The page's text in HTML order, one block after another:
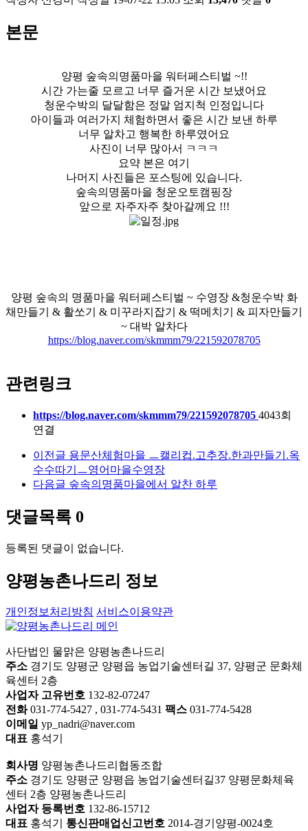
본문
양평 숲속의명품마을 워터페스티벌 ~!!
시간 가는줄 모르고 너무 즐거운 시간 보냈어요
청운수박의 달달함은 정말 엄지척 인정입니다
아이들과 여러가지 체험하면서 좋은 시간 보낸 하루
너무 알차고 행복한 하루였어요
사진이 너무 많아서 ㅋㅋㅋ
요약 본은 여기
나머지 사진들은 포스팅에 있습니다.
숲속의명품마을 청운오토캠핑장
앞으로 자주자주 찾아갈께요 !!!
양평 숲속의 명품마을 워터페스티벌 ~ 수영장 &청운수박 화
채만들기 & 활쏘기 & 미꾸라지잡기 & 떡메치기 & 피자만들기
~ 대박 알차다
https://blog.naver.com/skmmm79/221592078705
관련링크
https://blog.naver.com/skmmm79/221592078705 4043회
연결
이전글 용문산체험마을 ㅡ캘리컵.고추장.한과만들기.옥
수수따기ㅡ영어마을수영장
다음글 숲속의명품마을에서 알찬 하루
댓글목록 0
등록된 댓글이 없습니다.
양평농촌나드리 정보
개인정보처리방침 서비스이용약관
사단법인 물맑은 양평농촌나드리
주소 경기도 양평군 양평읍 농업기술센터길 37, 양평군 문화체
육센터 2층
사업자 고유번호 132-82-07247
전화031-774-5427 , 031-774-5431 팩스 031-774-5428
이메일 yp_nadri@naver.com
대표 홍석기
회사명 양평농촌나드리협동조합
주소 경기도 양평군 양평읍 농업기술센터길37 양평문화체육
센터 2층 양평농촌나드리
사업자 등록번호 132-86-15712
대표 홍석기 통신판매업신고번호 2014-경기양평-0024호